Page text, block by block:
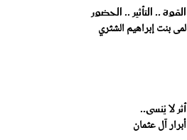
القوة .. التأثير .. الحضور
لمى بنت إبراهيم الشثري
أثر لا يُنسى..
أبرار آل عثمان